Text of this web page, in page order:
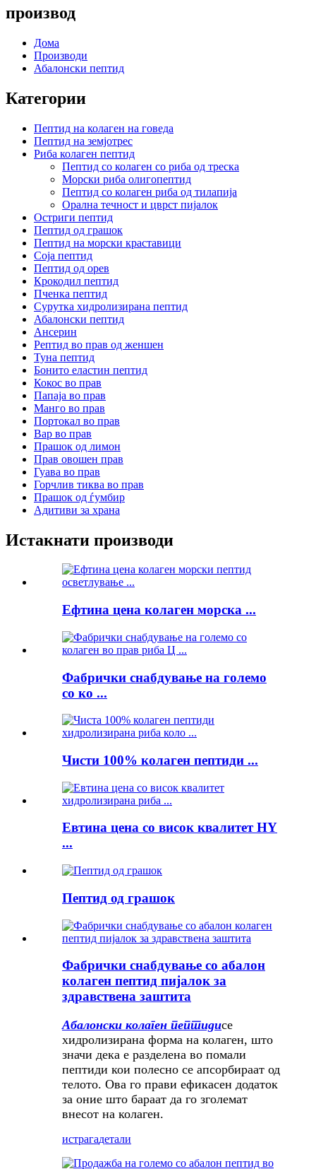
производ
Дома
Производи
Абалонски пептид
Категории
Пептид на колаген на говеда
Пептид на земјотрес
Риба колаген пептид
Пептид со колаген со риба од треска
Морски риба олигопептид
Пептид со колаген риба од тилапија
Орална течност и цврст пијалок
Остриги пептид
Пептид од грашок
Пептид на морски краставици
Соја пептид
Пептид од орев
Крокодил пептид
Пченка пептид
Сурутка хидролизирана пептид
Абалонски пептид
Ансерин
Pептид во прав од женшен
Туна пептид
Бонито еластин пептид
Кокос во прав
Папаја во прав
Манго во прав
Портокал во прав
Вар во прав
Прашок од лимон
Прав овошен прав
Гуава во прав
Горчлив тиква во прав
Прашок од ѓумбир
Адитиви за храна
Истакнати производи
Ефтина цена колаген морска ...
Фабрички снабдување на големо
со ко ...
Чисти 100% колаген пептиди ...
Евтина цена со висок квалитет HY
...
Пептид од грашок
Фабрички снабдување со абалон
колаген пептид пијалок за
здравствена заштита
Абалонски колаген пептидисе
хидролизирана форма на колаген, што
значи дека е разделена во помали
пептиди кои полесно се апсорбираат од
телото. Ова го прави ефикасен додаток
за оние што бараат да го зголемат
внесот на колаген.
истрагадетали